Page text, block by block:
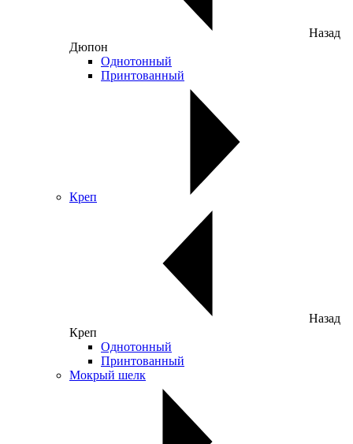
Назад
Дюпон
Однотонный
Принтованный
Креп
Назад
Креп
Однотонный
Принтованный
Мокрый шелк